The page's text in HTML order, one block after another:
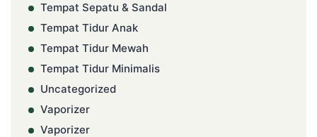
Tempat Sepatu & Sandal
Tempat Tidur Anak
Tempat Tidur Mewah
Tempat Tidur Minimalis
Uncategorized
Vaporizer
Vaporizer